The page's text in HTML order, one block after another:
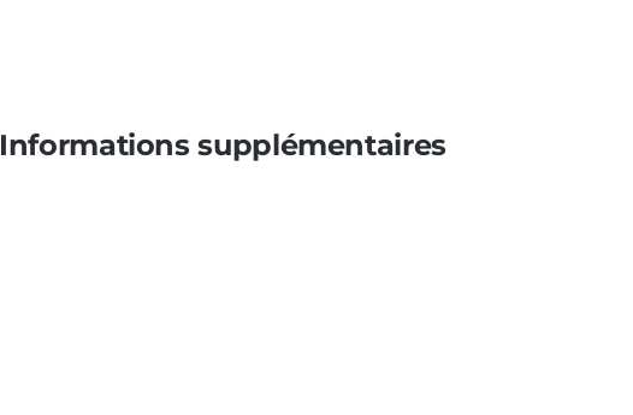
Informations supplémentaires